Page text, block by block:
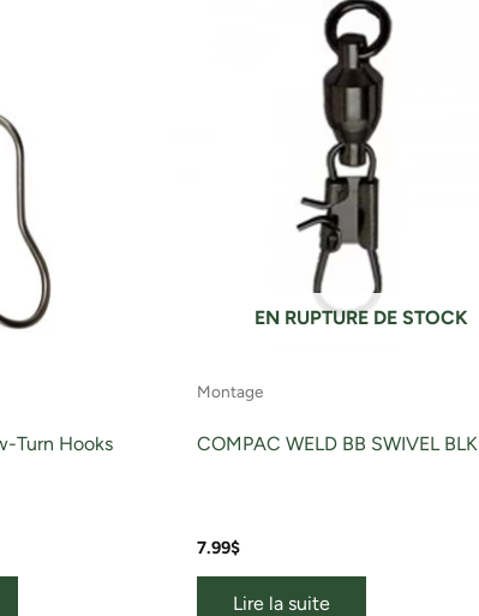
Turn Hooks
EN RUPTURE DE STOCK
Montage
COMPAC WELD BB SWIVEL BLK
7.99$
Lire la suite